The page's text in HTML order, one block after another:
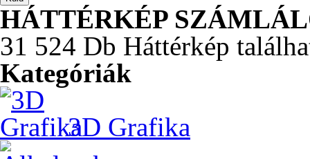
HÁTTÉRKÉP
31 524 Db Háttérkép
Kategóriák
3D Grafika